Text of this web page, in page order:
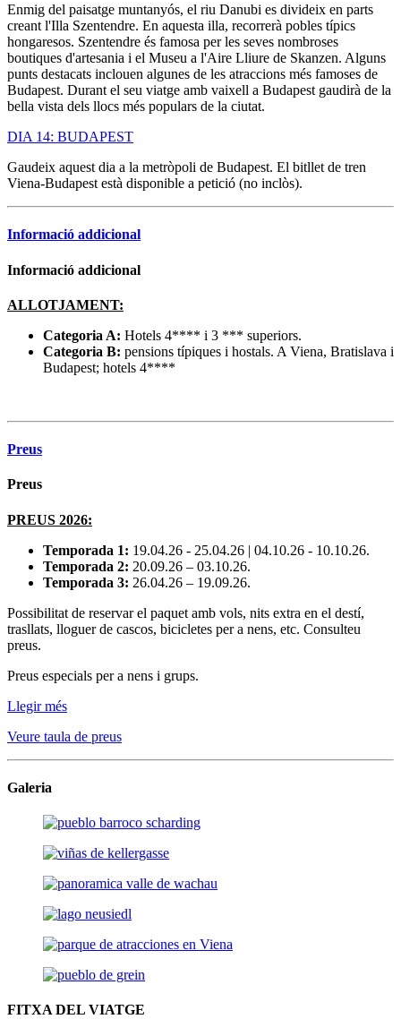
Enmig del paisatge muntanyós, el riu Danubi es divideix en parts
creant l'Illa Szentendre. En aquesta illa, recorrerà pobles típics
hongaresos. Szentendre és famosa per les seves nombroses
boutiques d'artesania i el Museu a l'Aire Lliure de Skanzen. Alguns
punts destacats inclouen algunes de les atraccions més famoses de
Budapest. Durant el seu viatge amb vaixell a Budapest gaudirà de la
bella vista dels llocs més populars de la ciutat.
DIA 14: BUDAPEST
Gaudeix aquest dia a la metròpoli de Budapest. El bitllet de tren
Viena-Budapest està disponible a petició (no inclòs).
Informació addicional
Informació addicional
ALLOTJAMENT:
Categoria A: Hotels 4**** i 3 *** superiors.
Categoria B: pensions típiques i hostals. A Viena, Bratislava i
Budapest; hotels 4****
Preus
Preus
PREUS 2026:
Temporada 1: 19.04.26 - 25.04.26 | 04.10.26 - 10.10.26.
Temporada 2: 20.09.26 – 03.10.26.
Temporada 3: 26.04.26 – 19.09.26.
Possibilitat de reservar el paquet amb vols, nits extra en el destí,
trasllats, lloguer de cascos, bicicletes per a nens, etc. Consulteu
preus.
Preus especials per a nens i grups.
Llegir més
Veure taula de preus
Galeria
FITXA DEL VIATGE